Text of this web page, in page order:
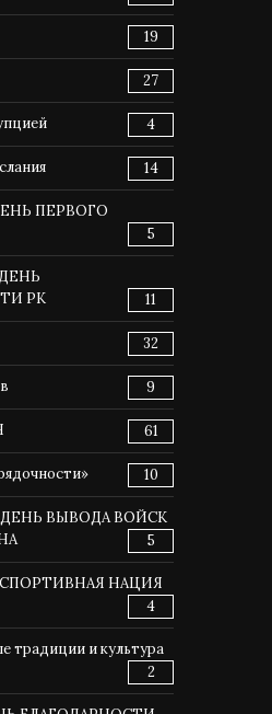
19
27
4
14
ПЕРВОГО
5
РК
11
32
9
61
10
ДЕНЬ ВЫВОДА ВОЙСК
5
СПОРТИВНАЯ НАЦИЯ
4
традиции и культура
2